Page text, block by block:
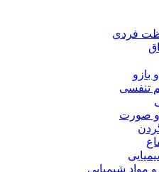
فردی
تنفسی
صورت
مواد شیمیایی